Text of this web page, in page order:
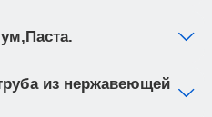
ALTO (арт.
смыва INOX-O цвета
сталь (арт.
унитаз с
из нержавеющей